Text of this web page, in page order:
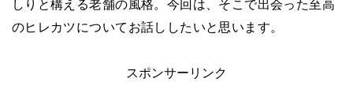
しりと構える老舗の風格。今回は、そこで出会った至高
のヒレカツについてお話ししたいと思います。
スポンサーリンク